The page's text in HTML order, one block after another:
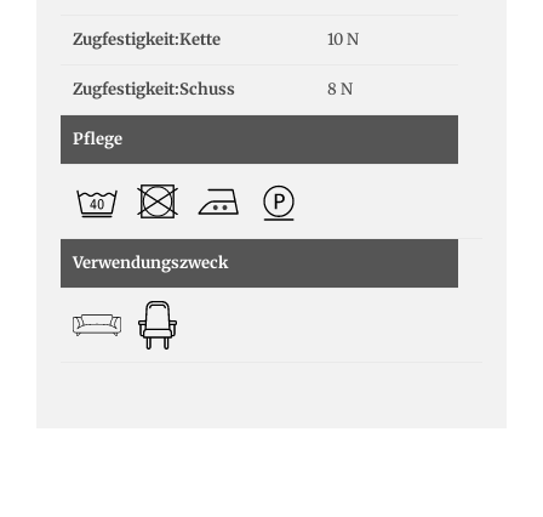
Zugfestigkeit:Kette 10 N
Zugfestigkeit:Schuss 8 N
Pflege
Verwendungszweck